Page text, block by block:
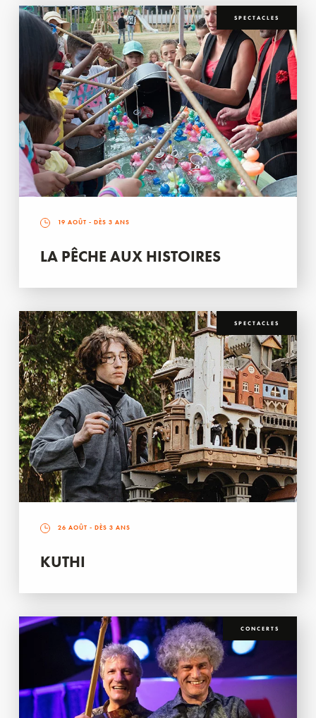
SPECTACLES
19 AOÛT - DÈS 3 ANS
LA PÊCHE AUX HISTOIRES
SPECTACLES
26 AOÛT - DÈS 3 ANS
KUTHI
CONCERTS